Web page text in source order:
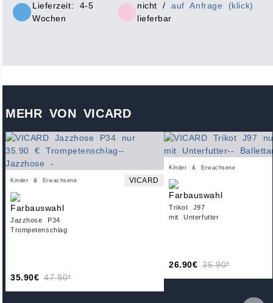
Lieferzeit: 4-5
Wochen
nicht /auf Anfrage (klick)
lieferbar
MEHR VON VICARD
Kinder & Erwachsene VICARD
Jazzhose P34
Trompetenschlag
35.90€ 47.90*
Kinder & Erwachsene
Trikot J97
mit Unterfutter
26.90€ 35.90*